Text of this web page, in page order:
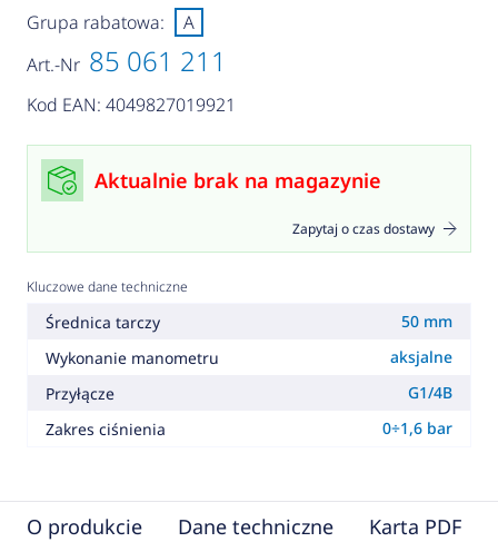
Art.-Nr 85 061 211
Kod EAN: 4049827019921
Grupa rabatowa: A
Aktualnie brak na magazynie
Zapytaj o czas dostawy
Kluczowe dane techniczne
Średnica tarczy
50 mm
Wykonanie manometru
aksjalne
Przyłącze
G1/4B
Zakres ciśnienia
0÷1,6 bar
O produkcie Dane techniczne Karta PDF